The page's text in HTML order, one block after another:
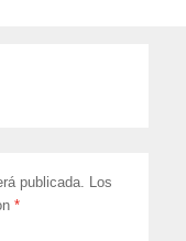
publicada. Los
*